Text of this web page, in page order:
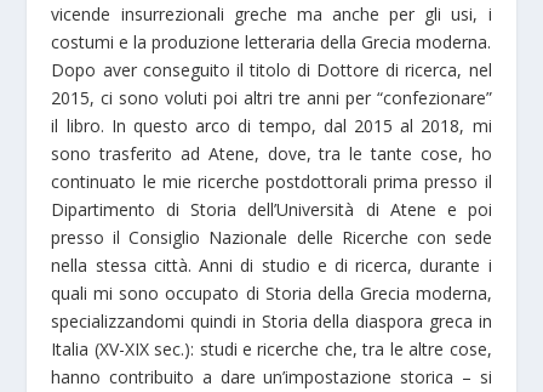
vicende insurrezionali greche ma anche per gli usi, i
costumi e la produzione letteraria della Grecia moderna.
Dopo aver conseguito il titolo di Dottore di ricerca, nel
2015, ci sono voluti poi altri tre anni per “confezionare”
il libro. In questo arco di tempo, dal 2015 al 2018, mi
sono trasferito ad Atene, dove, tra le tante cose, ho
continuato le mie ricerche postdottorali prima presso il
Dipartimento di Storia dell’Università di Atene e poi
presso il Consiglio Nazionale delle Ricerche con sede
nella stessa città. Anni di studio e di ricerca, durante i
quali mi sono occupato di Storia della Grecia moderna,
specializzandomi quindi in Storia della diaspora greca in
Italia (XV-XIX sec.): studi e ricerche che, tra le altre cose,
hanno contribuito a dare un’impostazione storica – si